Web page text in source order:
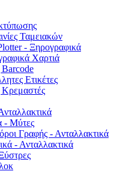
Ταμειακών
- Ξηρογραφικά
Χαρτιά
Barcode
Ετικέτες
Κρεμαστές
- Μύτες
Γραφής - Ανταλλακτικά
- Ανταλλακτικά